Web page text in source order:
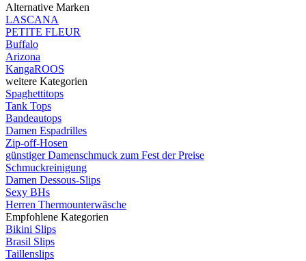
Alternative Marken
LASCANA
PETITE FLEUR
Buffalo
Arizona
KangaROOS
weitere Kategorien
Spaghettitops
Tank Tops
Bandeautops
Damen Espadrilles
Zip-off-Hosen
günstiger Damenschmuck zum Fest der Preise
Schmuckreinigung
Damen Dessous-Slips
Sexy BHs
Herren Thermounterwäsche
Empfohlene Kategorien
Bikini Slips
Brasil Slips
Taillenslips